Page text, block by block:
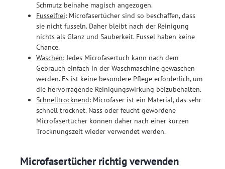
Schmutz beinahe magisch angezogen.
Fusselfrei: Microfasertücher sind so beschaffen, dass
sie nicht fusseln. Daher bleibt nach der Reinigung
nichts als Glanz und Sauberkeit. Fussel haben keine
Chance.
Waschen: Jedes Microfasertuch kann nach dem
Gebrauch einfach in der Waschmaschine gewaschen
werden. Es ist keine besondere Pflege erforderlich, um
die hervorragende Reinigungswirkung beizubehalten.
Schnelltrocknend: Microfaser ist ein Material, das sehr
schnell trocknet. Nass oder feucht gewordene
Microfasertücher können daher nach einer kurzen
Trocknungszeit wieder verwendet werden.
Microfasertücher richtig verwenden